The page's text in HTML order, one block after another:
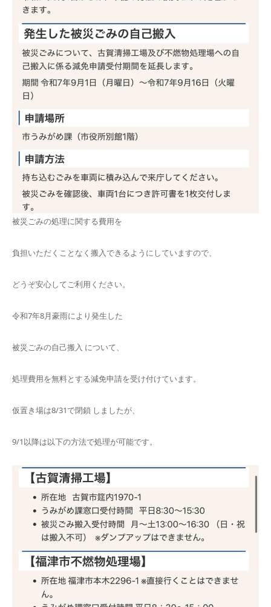
被災ごみの処理に関する費用を
負担いただくことなく搬入できるようにしていますので、
どうぞ安心してご利用ください。
令和7年8月豪雨により発生した
被災ごみの自己搬入 について、
処理費用を無料とする減免申請を受け付けています。
仮置き場は8/31で閉鎖 しましたが、
9/1以降は以下の方法で処理が可能です。